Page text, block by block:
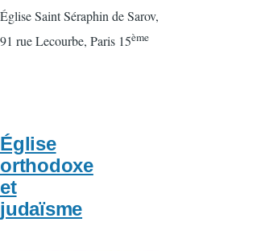
Église Saint Séraphin de Sarov,
91 rue Lecourbe, Paris 15ème
Église
orthodoxe
et
judaïsme